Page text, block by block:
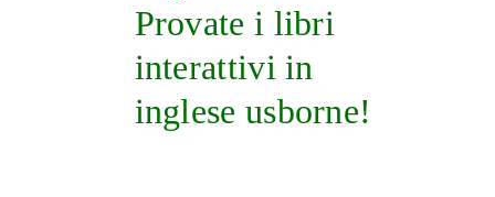
Provate i libri
interattivi in
inglese usborne!